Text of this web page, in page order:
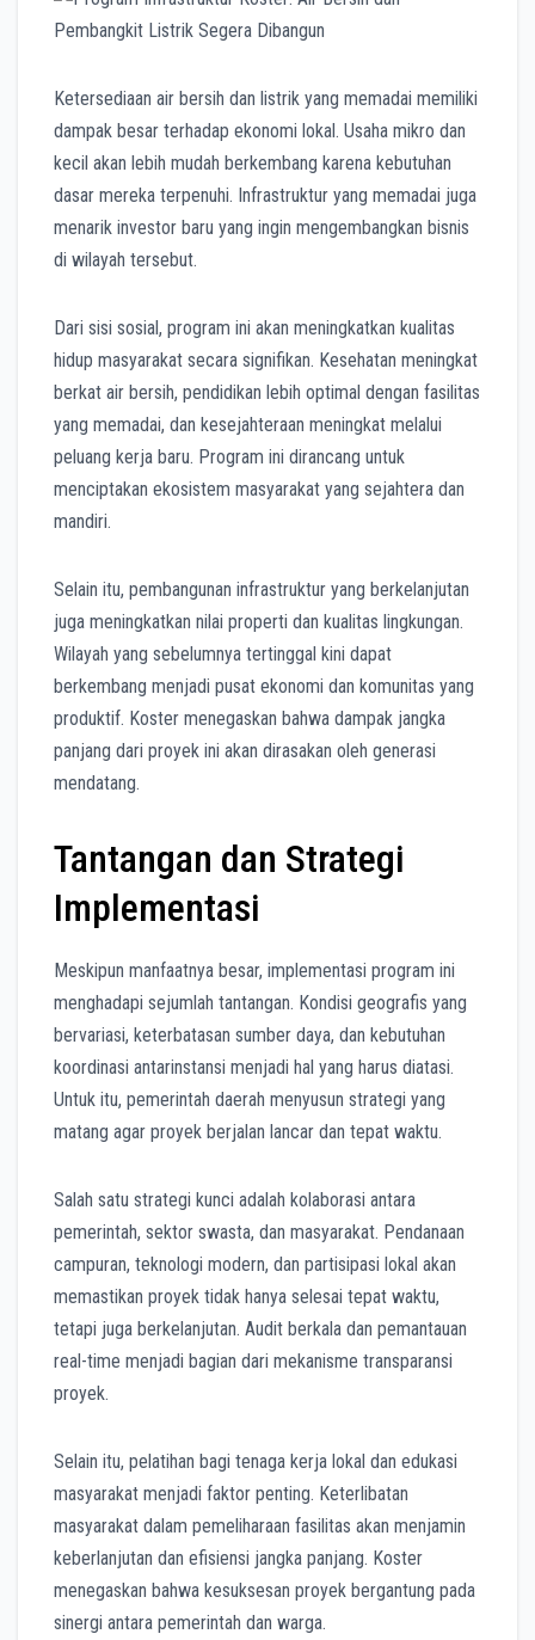
Ketersediaan air bersih dan listrik yang memadai memiliki
dampak besar terhadap ekonomi lokal. Usaha mikro dan
kecil akan lebih mudah berkembang karena kebutuhan
dasar mereka terpenuhi. Infrastruktur yang memadai juga
menarik investor baru yang ingin mengembangkan bisnis
di wilayah tersebut.
Dari sisi sosial, program ini akan meningkatkan kualitas
hidup masyarakat secara signifikan. Kesehatan meningkat
berkat air bersih, pendidikan lebih optimal dengan fasilitas
yang memadai, dan kesejahteraan meningkat melalui
peluang kerja baru. Program ini dirancang untuk
menciptakan ekosistem masyarakat yang sejahtera dan
mandiri.
Selain itu, pembangunan infrastruktur yang berkelanjutan
juga meningkatkan nilai properti dan kualitas lingkungan.
Wilayah yang sebelumnya tertinggal kini dapat
berkembang menjadi pusat ekonomi dan komunitas yang
produktif. Koster menegaskan bahwa dampak jangka
panjang dari proyek ini akan dirasakan oleh generasi
mendatang.
Tantangan dan Strategi
Implementasi
Meskipun manfaatnya besar, implementasi program ini
menghadapi sejumlah tantangan. Kondisi geografis yang
bervariasi, keterbatasan sumber daya, dan kebutuhan
koordinasi antarinstansi menjadi hal yang harus diatasi.
Untuk itu, pemerintah daerah menyusun strategi yang
matang agar proyek berjalan lancar dan tepat waktu.
Salah satu strategi kunci adalah kolaborasi antara
pemerintah, sektor swasta, dan masyarakat. Pendanaan
campuran, teknologi modern, dan partisipasi lokal akan
memastikan proyek tidak hanya selesai tepat waktu,
tetapi juga berkelanjutan. Audit berkala dan pemantauan
real-time menjadi bagian dari mekanisme transparansi
proyek.
Selain itu, pelatihan bagi tenaga kerja lokal dan edukasi
masyarakat menjadi faktor penting. Keterlibatan
masyarakat dalam pemeliharaan fasilitas akan menjamin
keberlanjutan dan efisiensi jangka panjang. Koster
menegaskan bahwa kesuksesan proyek bergantung pada
sinergi antara pemerintah dan warga.